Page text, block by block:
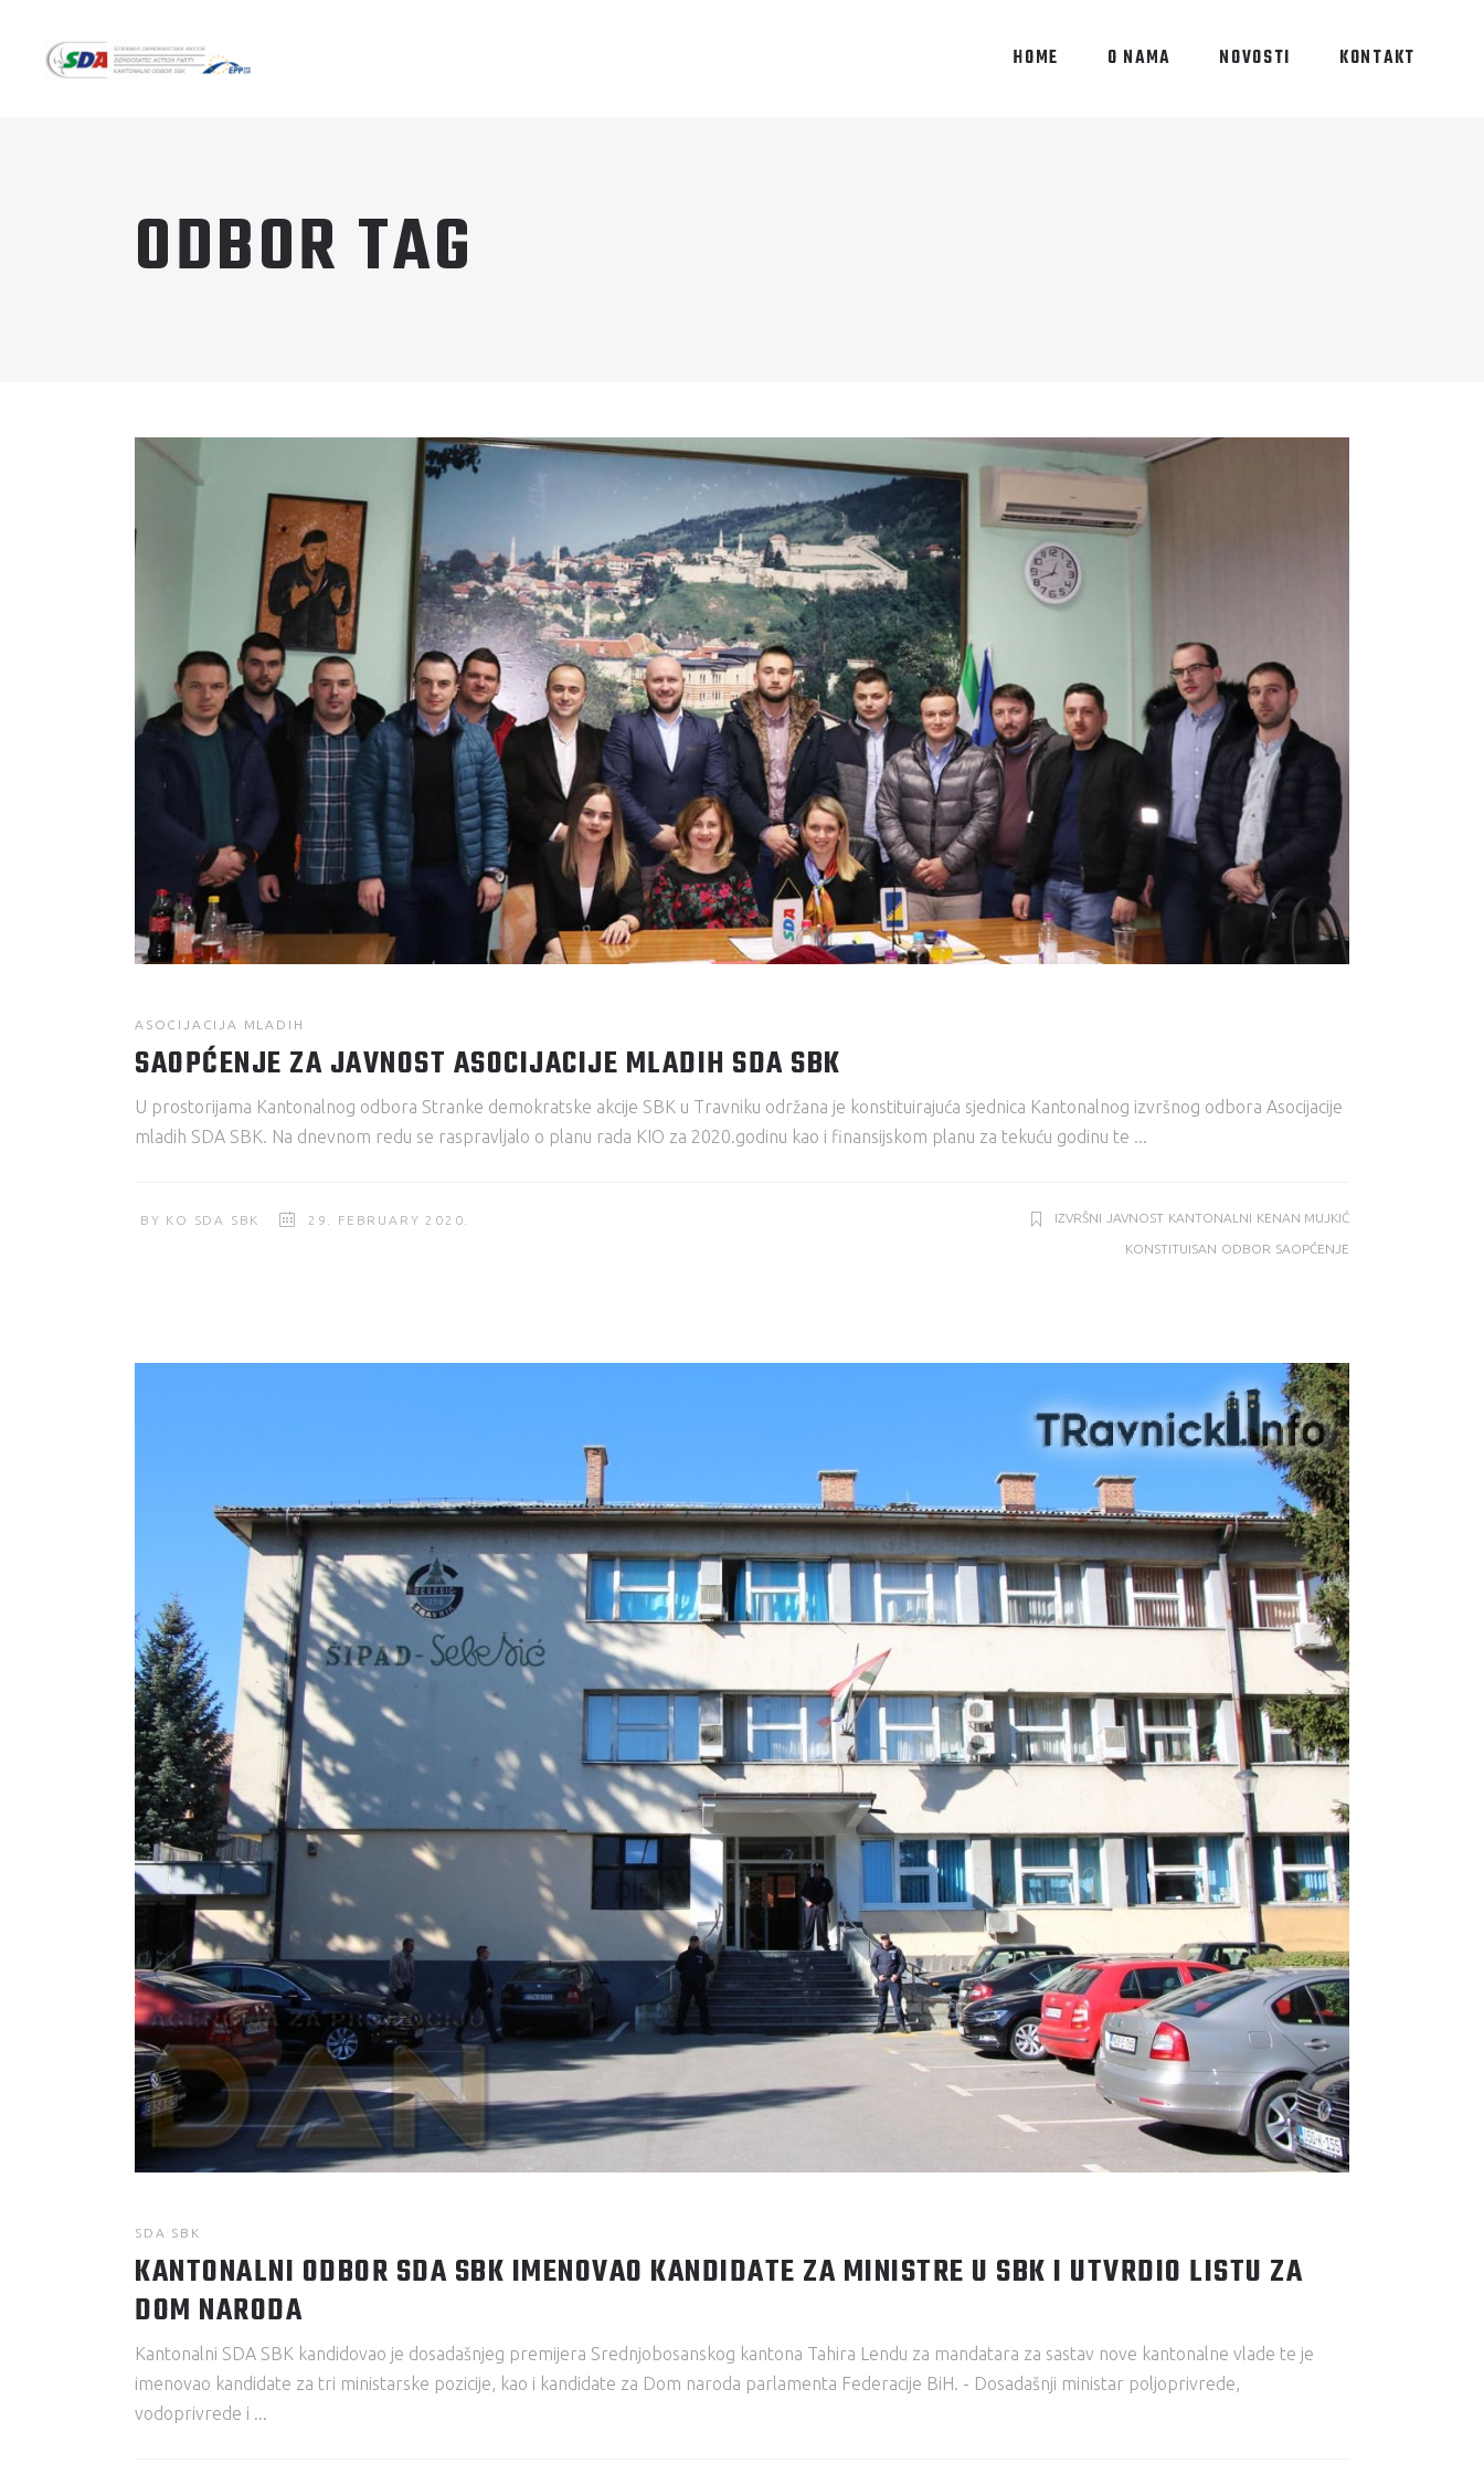
HOME O NAMA NOVOSTI KONTAKT
ODBOR TAG
ASOCIJACIJA MLADIH
SAOPĆENJE ZA JAVNOST ASOCIJACIJE MLADIH SDA SBK
U prostorijama Kantonalnog odbora Stranke demokratske akcije SBK u Travniku održana je konstituirajuća sjednica Kantonalnog izvršnog odbora Asocijacije
mladih SDA SBK. Na dnevnom redu se raspravljalo o planu rada KIO za 2020.godinu kao i finansijskom planu za tekuću godinu te
BY KO SDA SBK 29. FEBRUARY 2020. IZVRŠNI JAVNOST KANTONALNI KENAN MUJKIĆ
KONSTITUISAN ODBOR SAOPĆENJE
SDA SBK
KANTONALNI ODBOR SDA SBK IMENOVAO KANDIDATE ZA MINISTRE U SBK I UTVRDIO LISTU ZA
DOM NARODA
Kantonalni SDA SBK kandidovao je dosadašnjeg premijera Srednjobosanskog kantona Tahira Lendu za mandatara za sastav nove kantonalne vlade te je
imenovao kandidate za tri ministarske pozicije, kao i kandidate za Dom naroda parlamenta Federacije BiH. - Dosadašnji ministar poljoprivrede,
vodoprivrede i